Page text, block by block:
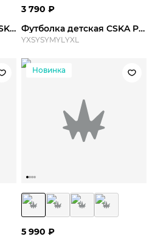
Футболка вратарская CSKA GK Jersey S/S 26/27
3 790 ₽
Футболка детская CSKA Pre-Match Top 26/27 Y
YXSYSYMYLYXL
Новинка
5 990 ₽